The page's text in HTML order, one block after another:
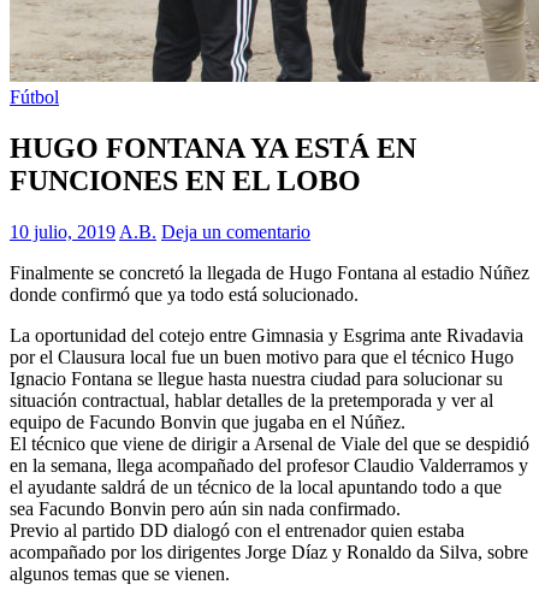
Fútbol
HUGO FONTANA YA ESTÁ EN
FUNCIONES EN EL LOBO
10 julio, 2019 A.B. Deja un comentario
Finalmente se concretó la llegada de Hugo Fontana al estadio Núñez
donde confirmó que ya todo está solucionado.
La oportunidad del cotejo entre Gimnasia y Esgrima ante Rivadavia
por el Clausura local fue un buen motivo para que el técnico Hugo
Ignacio Fontana se llegue hasta nuestra ciudad para solucionar su
situación contractual, hablar detalles de la pretemporada y ver al
equipo de Facundo Bonvin que jugaba en el Núñez.
El técnico que viene de dirigir a Arsenal de Viale del que se despidió
en la semana, llega acompañado del profesor Claudio Valderramos y
el ayudante saldrá de un técnico de la local apuntando todo a que
sea Facundo Bonvin pero aún sin nada confirmado.
Previo al partido DD dialogó con el entrenador quien estaba
acompañado por los dirigentes Jorge Díaz y Ronaldo da Silva, sobre
algunos temas que se vienen.